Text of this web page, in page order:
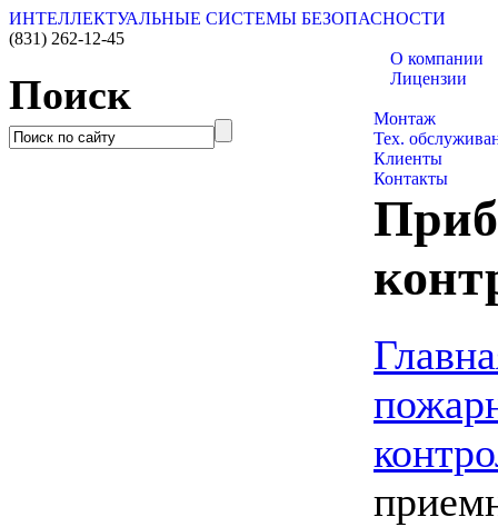
ИНТЕЛЛЕКТУАЛЬНЫЕ СИСТЕМЫ БЕЗОПАСНОСТИ
(831) 262-12-45
Поиск
О компании
Лицензии
Монтаж
Тех.
Клиенты
Контакты